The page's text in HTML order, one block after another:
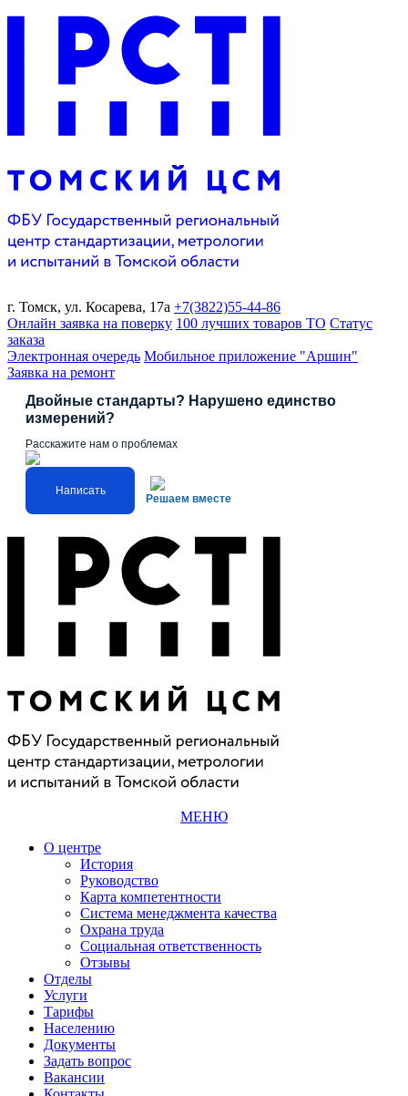
г. Томск, ул. Косарева, 17а +7(3822)55-44-86
Онлайн заявка на поверку 100 лучших товаров ТО Статус
заказа
Электронная очередь Мобильное приложение "Аршин"
Заявка на ремонт
Двойные стандарты? Нарушено единство
измерений?
Расскажите нам о проблемах
Написать
Решаем вместе
МЕНЮ
О центре
История
Руководство
Карта компетентности
Система менеджмента качества
Охрана труда
Социальная ответственность
Отзывы
Отделы
Услуги
Тарифы
Населению
Документы
Задать вопрос
Вакансии